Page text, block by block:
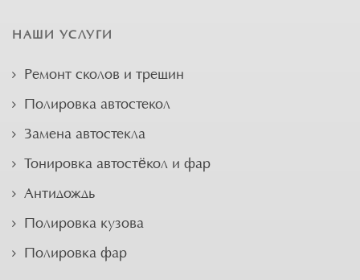
НАШИ УСЛУГИ
Ремонт сколов и трещин
Полировка автостекол
Замена автостекла
Тонировка автостёкол и фар
Антидождь
Полировка кузова
Полировка фар